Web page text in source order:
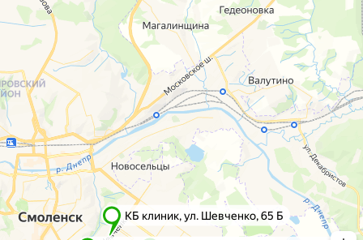
Диагностика
МРТ
КТ
УЗИ
Анализы
Чек-Апы
Лечение
Травматолог и ортопед
Невролог
Проктолог
Флеболог
Нейрохирург
Дерматолог
Косметолог
О клинике